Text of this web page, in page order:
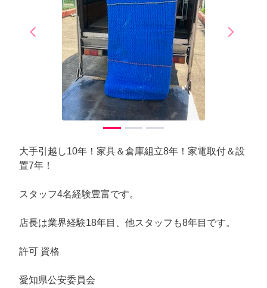
arrow_back_iosPrevious arrow_forward_iosNext
大手引越し10年！家具＆倉庫組立8年！家電取付＆設
置7年！
スタッフ4名経験豊富です。
店長は業界経験18年目、他スタッフも8年目です。
許可 資格
愛知県公安委員会